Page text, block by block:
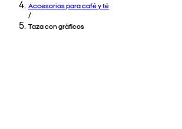
Accesorios para café y té
/
Taza con gráficos